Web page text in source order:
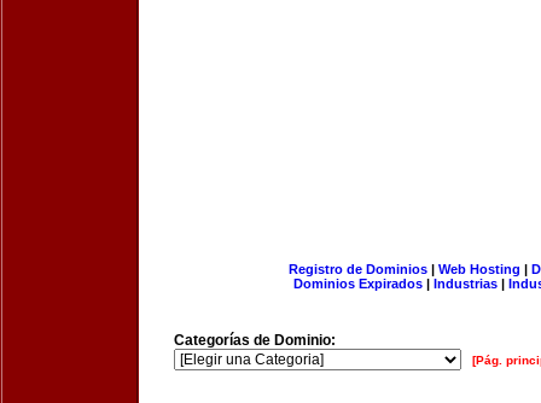
Registro de Dominios| Web Hosting |
Dominios Expirados | Industrias |
Categorías de Dominio:
[Pág.